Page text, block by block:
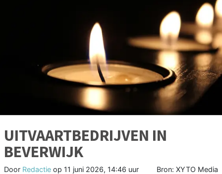
UITVAARTBEDRIJVEN IN
BEVERWIJK
Door Redactie op 11 juni 2026, 14:46 uur Bron: XYTO Media